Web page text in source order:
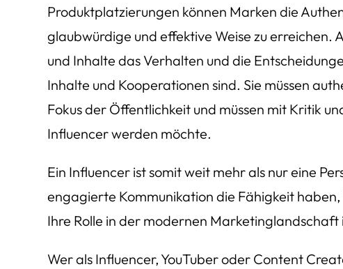
Produktplatzierungen können Marken die
glaubwürdige und effektive Weise zu
und Inhalte das Verhalten und die
Inhalte und Kooperationen sind. Sie müssen
Fokus der Öffentlichkeit und müssen mit Kritik
Influencer werden möchte.
Ein Influencer ist somit weit mehr als nur eine
engagierte Kommunikation die Fähigkeit haben,
Ihre Rolle in der modernen
Wer als Influencer, YouTuber oder Content